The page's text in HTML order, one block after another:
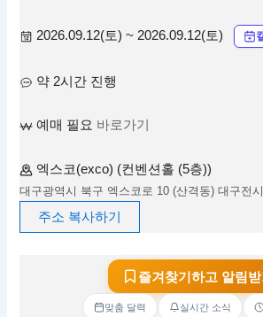
2026.09.12(토) ~ 2026.09.12(토)
약 2시간 진행
예매 필요 바로가기
엑스코(exco) (컨벤션홀 (5층))
대구광역시 북구 엑스코로 10 (산격동) 대구전
주소 복사하기
즐겨찾기하고 알림받
맞춤 달력 실시간 소식